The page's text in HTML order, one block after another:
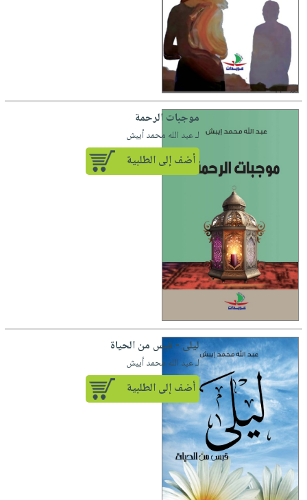
موجبات الرحمة
لـ عبد الله محمد أيبش
أضف إلى الطلبية
ليلى - قبس من الحياة
لـ عبد الله محمد أيبش
أضف إلى الطلبية